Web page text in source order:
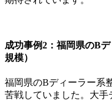
成功事例2：福岡県のB
規模）
福岡県のBディーラー系
苦戦していました。大手